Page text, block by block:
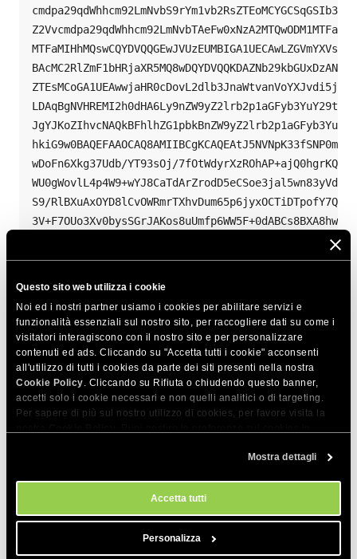
Questo sito web utilizza i cookie
Noi ed i nostri partner usiamo i cookies per abilitare servizi e
funzionalità essenziali sul nostro sito, per raccogliere dati su come i
visitatori interagiscono con il nostro sito e per personalizzare
contenuti ed ads. Cliccando su "Accetta tutti i cookie" acconsenti
all'utilizzo di tutti i cookies da parte dei siti presenti nella nostra
Cookie Policy. Cliccando su Rifiuta o chiudendo questo banner,
accetti solo i cookie necessari e non quelli analitici o di targeting.
Per sapere di più sul nostro utilizzo di cookies, per favore visita la
Mostra dettagli
Accetta tutti
Personalizza
wDoFn6Xkg37Udb/YT93sOj/
S9/
PCSuJycYGQjBfsoGn2kGROfbozZGgvCFQPdgRpYAFH/
TmQiKKnHhnPSSJP/
hSNOpPEcOrQVyKX19rraIK//
uleCv6R2bVQbZ/yChvulO08lFA==
-----END CERTIFICATE-----
CONDIVIDI QUESTO ARTICOLO